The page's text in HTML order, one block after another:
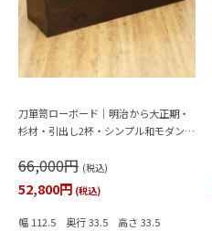
刀箪笥ローボード｜明治から大正期・
杉材・引出し2杯・シンプル和モダン・
66,000円 (税込)
52,800円 (税込)
幅 112.5 奥行 33.5 高さ 33.5